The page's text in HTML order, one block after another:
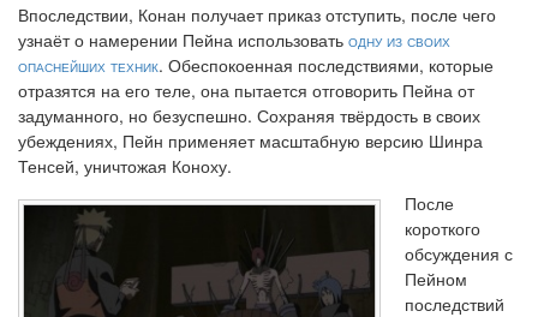
Впоследствии, Конан получает приказ отступить, после чего
узнаёт о намерении Пейна использовать одну из своих
опаснейших техник. Обеспокоенная последствиями, которые
отразятся на его теле, она пытается отговорить Пейна от
задуманного, но безуспешно. Сохраняя твёрдость в своих
убеждениях, Пейн применяет масштабную версию Шинра
Тенсей, уничтожая Коноху.
После
короткого
обсуждения с
Пейном
последствий